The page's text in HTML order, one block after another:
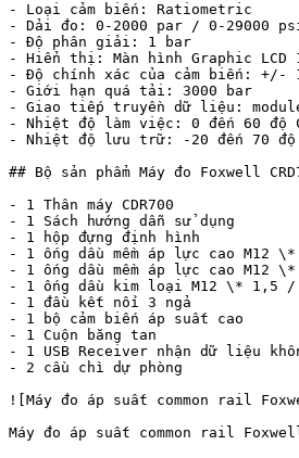
- Loại cảm biến: Ratiometric
- Dải đo: 0-2000 par / 0-29000
- Độ phân giải: 1 bar
- Hiển thị: Màn hình Graphic LCD
- Độ chính xác của cảm biến: +/-
- Giới hạn quá tải: 3000 bar
- Giao tiếp truyền dữ liệu:
- Nhiệt độ làm việc: 0 đến 60 độ
- Nhiệt độ lưu trữ: -20 đến 70 độ
## Bộ sản phẩm Máy đo Foxwell
- 1 Thân máy CDR700
- 1 Sách hướng dẫn sử dụng
- 1 hộp đựng định hình
- 1 ống dầu mềm áp lực cao M12
- 1 ống dầu mềm áp lực cao M12
- 1 ống dầu kim loại M12 \* 1,5 /
- 1 đầu kết nối 3 ngả
- 1 bộ cảm biến áp suất cao
- 1 Cuộn băng tan
- 1 USB Receiver nhận dữ liệu
- 2 cầu chì dự phòng
![Máy đo áp suất common rail
Máy đo áp suất common rail Foxwell